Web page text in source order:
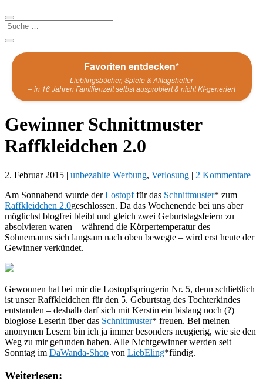
Favoriten entdecken*
Lieblingsbücher, Spiele & Alltagshelfer
– in 16 Jahren Familienzeit selbst ausprobiert & nicht KI-generiert
Gewinner Schnittmuster
Raffkleidchen 2.0
2. Februar 2015 | unbezahlte Werbung, Verlosung | 2 Kommentare
Am Sonnabend wurde derLostopffür das Schnittmuster* zum
Raffkleidchen 2.0geschlossen. Da das Wochenende bei uns aber
möglichst blogfrei bleibt und gleich zwei Geburtstagsfeiern zu
absolvieren waren – während die Körpertemperatur des
Sohnemanns sich langsam nach oben bewegte – wird erst heute der
Gewinner verkündet.
Gewonnen hat bei mir die Lostopfspringerin Nr. 5, denn schließlich
ist unser Raffkleidchen für den 5. Geburtstag des Tochterkindes
entstanden – deshalb darf sich mit Kerstin ein bislang noch (?)
bloglose Leserin über das Schnittmuster* freuen. Bei meinen
anonymen Lesern bin ich ja immer besonders neugierig, wie sie den
Weg zu mir gefunden haben. Alle Nichtgewinner werden seit
Sonntag im DaWanda-Shop von LiebEling*fündig.
Weiterlesen: